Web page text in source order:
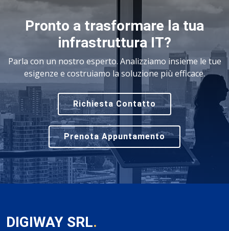
Pronto a trasformare la tua
infrastruttura IT?
Parla con un nostro esperto. Analizziamo insieme le tue
esigenze e costruiamo la soluzione più efficace.
Richiesta Contatto
Prenota Appuntamento
DIGIWAY SRL.